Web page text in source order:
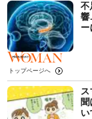
不
響
ー
トップページへ
い